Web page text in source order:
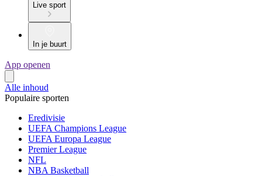
Live sport
In je buurt
App openen
Alle inhoud
Populaire sporten
Eredivisie
UEFA Champions League
UEFA Europa League
Premier League
NFL
NBA Basketball